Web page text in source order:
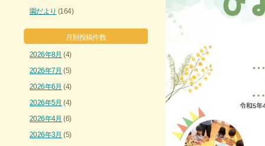
園だより (164)
月別投稿件数
2026年8月 (4)
2026年7月 (5)
2026年6月 (4)
2026年5月 (4)
2026年4月 (6)
2026年3月 (5)